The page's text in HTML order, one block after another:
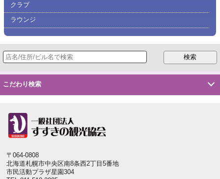
クラブ
ラウンジ
こだわり検索
〒064-0808
北海道札幌市中央区南8条西2丁目5番地
市民活動プラザ星園304